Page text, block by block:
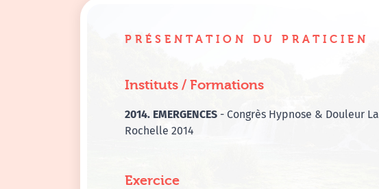
PRÉSENTATION DU PRATICIEN
Instituts / Formations
2014. EMERGENCES - Congrès Hypnose & Douleur La
Rochelle 2014
Exercice